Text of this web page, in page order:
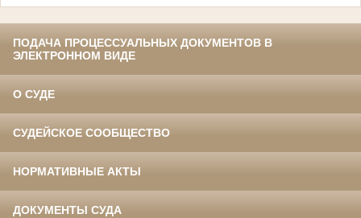
ПОДАЧА ПРОЦЕССУАЛЬНЫХ ДОКУМЕНТОВ В
ЭЛЕКТРОННОМ ВИДЕ
О СУДЕ
СУДЕЙСКОЕ СООБЩЕСТВО
НОРМАТИВНЫЕ АКТЫ
ДОКУМЕНТЫ СУДА